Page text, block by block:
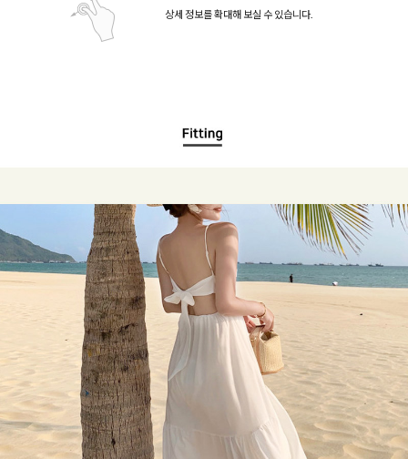
상세 정보를 확대해 보실 수 있습니다.